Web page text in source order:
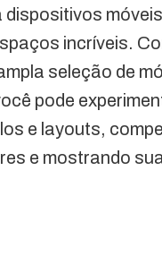
dispositivos
incríveis.
seleção de
pode
e layouts,
e mostrando